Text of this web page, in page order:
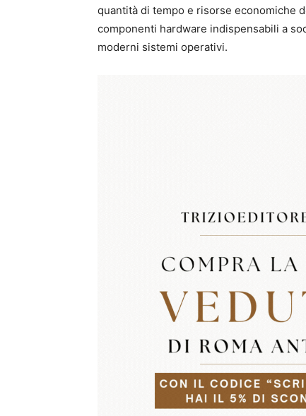
quantità di tempo e risorse economiche
componenti hardware indispensabili a
moderni sistemi operativi.